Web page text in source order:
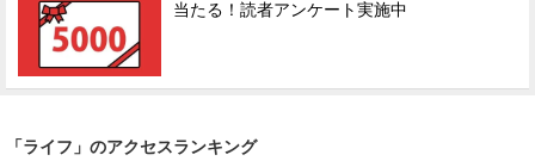
当たる！読者アンケート実施中
「ライフ」のアクセスランキング